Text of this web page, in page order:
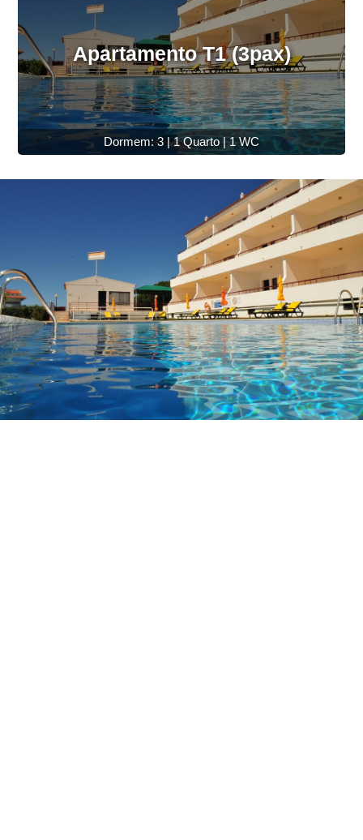
Apartamento T1 (3pax)
Dormem: 3 | 1 Quarto | 1 WC